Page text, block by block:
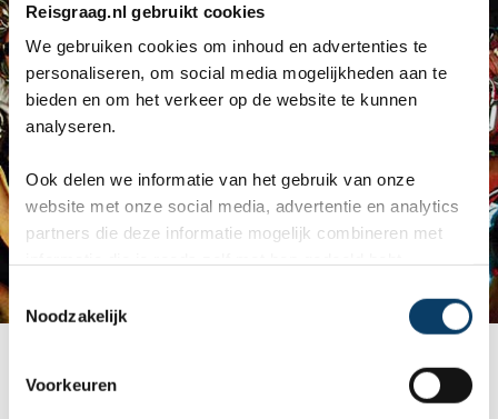
Reisgraag.nl gebruikt cookies
We gebruiken cookies om inhoud en advertenties te
personaliseren, om social media mogelijkheden aan te
bieden en om het verkeer op de website te kunnen
analyseren.
Ook delen we informatie van het gebruik van onze
website met onze social media, advertentie en analytics
partners die deze informatie mogelijk combineren met
C
o
Noodzakelijk
Voorkeuren
Reviews over Reisgraag.nl